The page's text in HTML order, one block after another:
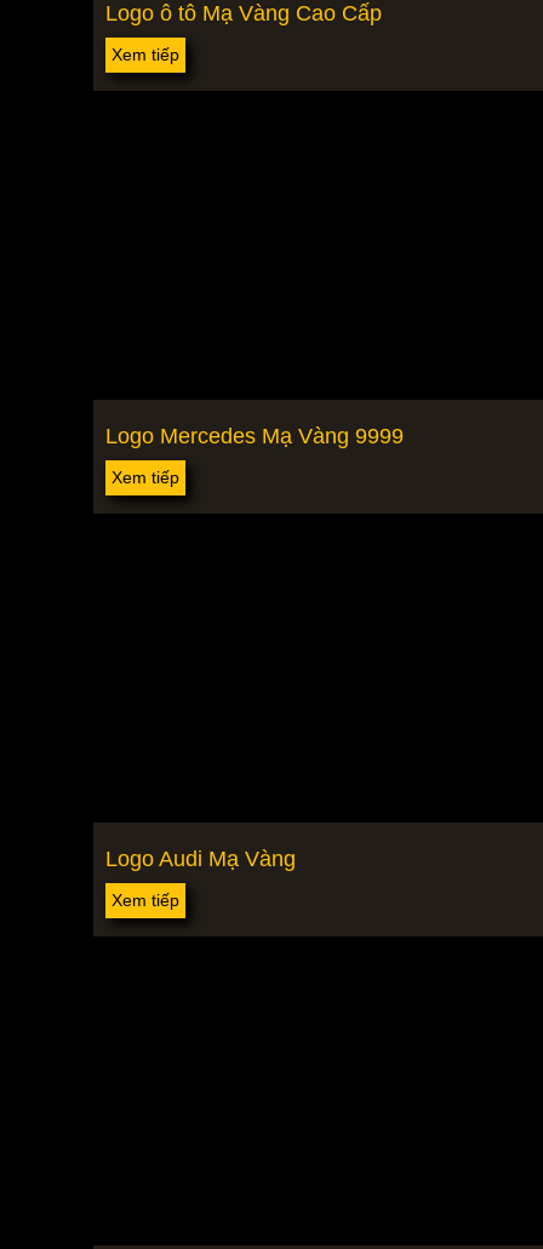
Logo ô tô Mạ Vàng Cao Cấp
Xem tiếp
Logo Mercedes Mạ Vàng 9999
Xem tiếp
Logo Audi Mạ Vàng
Xem tiếp